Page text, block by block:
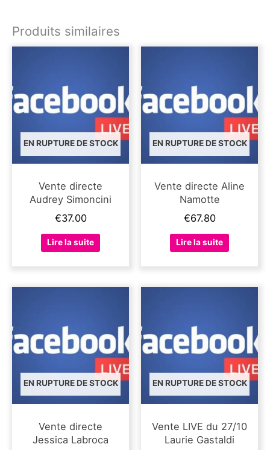
Produits similaires
EN RUPTURE DE STOCK
Vente directe
Audrey Simoncini
€37.00
Lire la suite
EN RUPTURE DE STOCK
Vente directe Aline
Namotte
€67.80
Lire la suite
EN RUPTURE DE STOCK
Vente directe
Jessica Labroca
EN RUPTURE DE STOCK
Vente LIVE du 27/10
Laurie Gastaldi